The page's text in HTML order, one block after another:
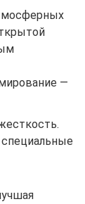
—